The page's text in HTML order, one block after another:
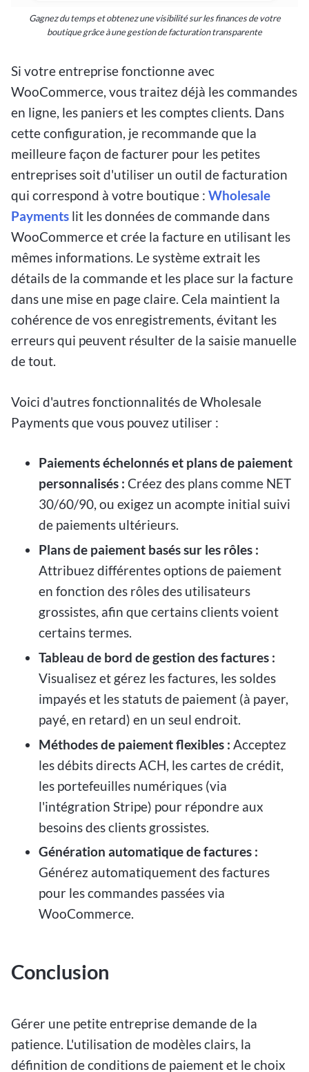
Gagnez du temps et obtenez une visibilité sur les finances de votre
boutique grâce à une gestion de facturation transparente
Si votre entreprise fonctionne avec
WooCommerce, vous traitez déjà les commandes
en ligne, les paniers et les comptes clients. Dans
cette configuration, je recommande que la
meilleure façon de facturer pour les petites
entreprises soit d'utiliser un outil de facturation
qui correspond à votre boutique : Wholesale
Payments lit les données de commande dans
WooCommerce et crée la facture en utilisant les
mêmes informations. Le système extrait les
détails de la commande et les place sur la facture
dans une mise en page claire. Cela maintient la
cohérence de vos enregistrements, évitant les
erreurs qui peuvent résulter de la saisie manuelle
de tout.
Voici d'autres fonctionnalités de Wholesale
Payments que vous pouvez utiliser :
Paiements échelonnés et plans de paiement
personnalisés : Créez des plans comme NET
30/60/90, ou exigez un acompte initial suivi
de paiements ultérieurs.
Plans de paiement basés sur les rôles :
Attribuez différentes options de paiement
en fonction des rôles des utilisateurs
grossistes, afin que certains clients voient
certains termes.
Tableau de bord de gestion des factures :
Visualisez et gérez les factures, les soldes
impayés et les statuts de paiement (à payer,
payé, en retard) en un seul endroit.
Méthodes de paiement flexibles : Acceptez
les débits directs ACH, les cartes de crédit,
les portefeuilles numériques (via
l'intégration Stripe) pour répondre aux
besoins des clients grossistes.
Génération automatique de factures :
Générez automatiquement des factures
pour les commandes passées via
WooCommerce.
Conclusion
Gérer une petite entreprise demande de la
patience. L'utilisation de modèles clairs, la
définition de conditions de paiement et le choix